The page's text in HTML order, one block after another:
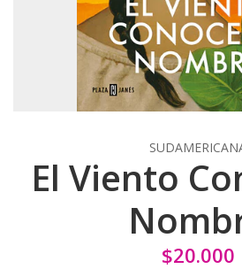
El Viento
$20.000